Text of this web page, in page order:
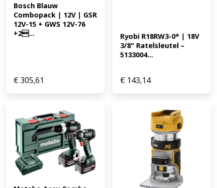
Bosch Blauw
Combopack | 12V | GSR
12V-15 + GWS 12V-76
+2...
€305,61
Ryobi R18RW3-0* | 18V
3/8" Ratelsleutel –
5133004...
€ 143,14